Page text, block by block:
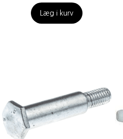
Læg i kurv